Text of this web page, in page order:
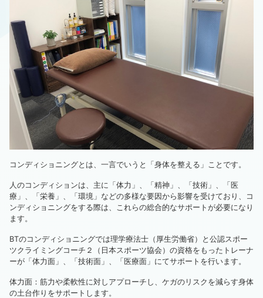
コンディショニングとは、一言でいうと「身体を整える」ことです。
人のコンディションは、主に「体力」、「精神」、「技術」、「医
療」、「栄養」、「環境」などの多様な要因から影響を受けており、コ
ンディショニングをする際は、これらの総合的なサポートが必要になり
ます。
BTのコンディショニングでは理学療法士（厚生労働省）と公認スポー
ツクライミングコーチ２（日本スポーツ協会）の資格をもったトレーナ
ーが「体力面」、「技術面」、「医療面」にてサポートを行います。
体力面：筋力や柔軟性に対しアプローチし、ケガのリスクを減らす身体
の土台作りをサポートします。